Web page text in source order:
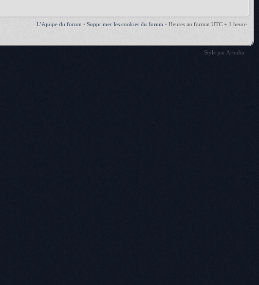
L’équipe du forum • Supprimer les cookies du forum • Heures au format UTC + 1 heure
Style par Artodia